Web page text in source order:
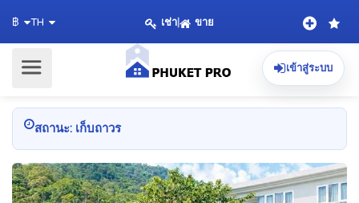
฿ TH เช่า| ขาย
เข้าสู่ระบบ
สถานะ: เก็บถาวร